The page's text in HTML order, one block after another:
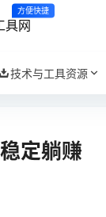
具网
方便快捷
技术与工具资源
定躺赚